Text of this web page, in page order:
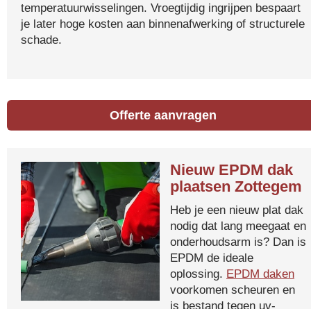
temperatuurwisselingen. Vroegtijdig ingrijpen bespaart
je later hoge kosten aan binnenafwerking of structurele
schade.
Offerte aanvragen
Nieuw EPDM dak
plaatsen Zottegem
Heb je een nieuw plat dak
nodig dat lang meegaat en
onderhoudsarm is? Dan is
EPDM de ideale
oplossing. EPDM daken
voorkomen scheuren en
is bestand tegen uv-